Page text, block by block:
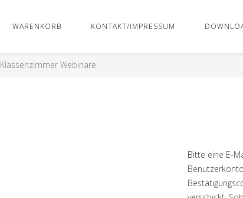
WARENKORB KONTAKT/IMPRESSUM
Klassenzimmer Webinare
Bitte eine E-